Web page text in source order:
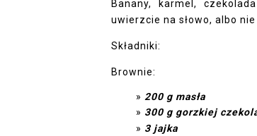
Banany, karmel,
uwierzcie na słowo, albo
Składniki:
Brownie:
200 g masła
300 g gorzkiej
3 jajka